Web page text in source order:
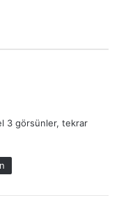
3 görsünler, tekrar